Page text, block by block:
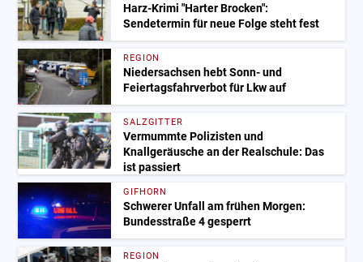
Harz-Krimi "Harter Brocken":
Sendetermin für neue Folge steht fest
REGION
Niedersachsen hebt Sonn- und
Feiertagsfahrverbot für Lkw auf
SALZGITTER
Vermummte Polizisten und
Knallgeräusche an der Realschule: Das
ist passiert
GIFHORN
Schwerer Unfall am frühen Morgen:
Bundesstraße 4 gesperrt
REGION